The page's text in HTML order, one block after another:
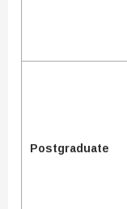
Postgraduate